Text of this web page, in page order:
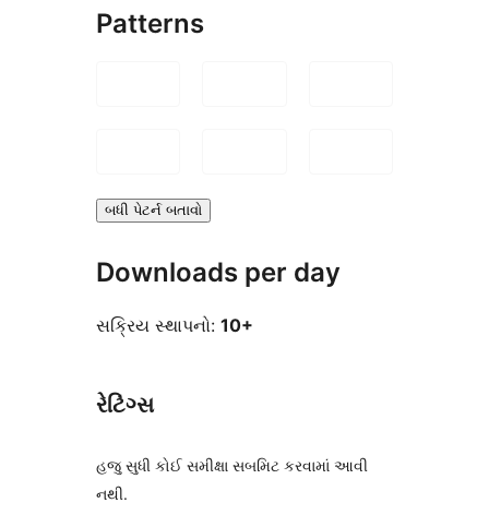
Patterns
બધી પેટર્ન બતાવો
Downloads per day
સક્રિય સ્થાપનો: 10+
રેટિંગ્સ
હજુ સુધી કોઈ સમીક્ષા સબમિટ કરવામાં આવી
નથી.